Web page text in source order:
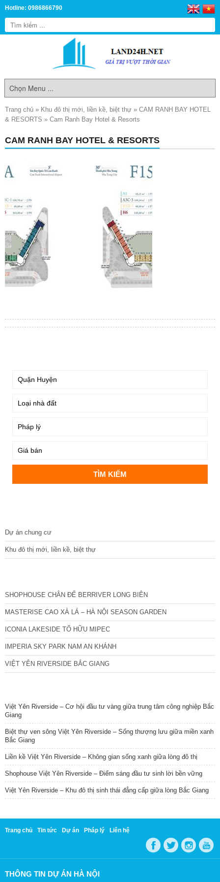
Hotline: 0986866790
Trang chủ » Khu đô thị mới, liền kề, biệt thự » CAM RANH BAY HOTEL
& RESORTS » Cam Ranh Bay Hotel & Resorts
CAM RANH BAY HOTEL & RESORTS
Dự án chung cư
Khu đô thị mới, liền kề, biệt thự
SHOPHOUSE CHÂN ĐẾ BERRIVER LONG BIÊN
MASTERISE CAO XÀ LÁ – HÀ NỘI SEASON GARDEN
ICONIA LAKESIDE TỐ HỮU MIPEC
IMPERIA SKY PARK NAM AN KHÁNH
VIỆT YÊN RIVERSIDE BẮC GIANG
Việt Yên Riverside – Cơ hội đầu tư vàng giữa trung tâm công nghiệp Bắc
Giang
Biệt thự ven sông Việt Yên Riverside – Sống thượng lưu giữa miền xanh
Bắc Giang
Liền kề Việt Yên Riverside – Không gian sống xanh giữa lòng đô thị
Shophouse Việt Yên Riverside – Điểm sáng đầu tư sinh lời bền vững
Việt Yên Riverside – Khu đô thị sinh thái đẳng cấp giữa lòng Bắc Giang
Trang chủ Tin tức Dự án Pháp lý Liên hệ
THÔNG TIN DỰ ÁN HÀ NỘI